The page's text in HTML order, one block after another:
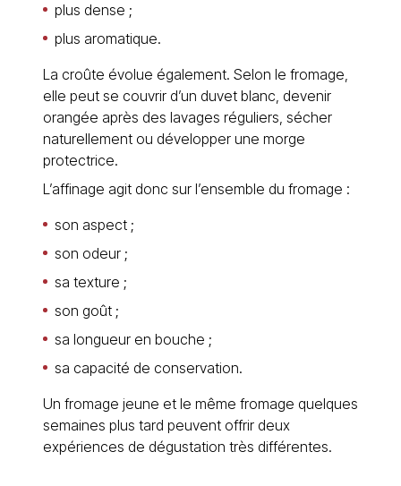
plus dense ;
plus aromatique.
La croûte évolue également. Selon le fromage,
elle peut se couvrir d’un duvet blanc, devenir
orangée après des lavages réguliers, sécher
naturellement ou développer une morge
protectrice.
L’affinage agit donc sur l’ensemble du fromage :
son aspect ;
son odeur ;
sa texture ;
son goût ;
sa longueur en bouche ;
sa capacité de conservation.
Un fromage jeune et le même fromage quelques
semaines plus tard peuvent offrir deux
expériences de dégustation très différentes.